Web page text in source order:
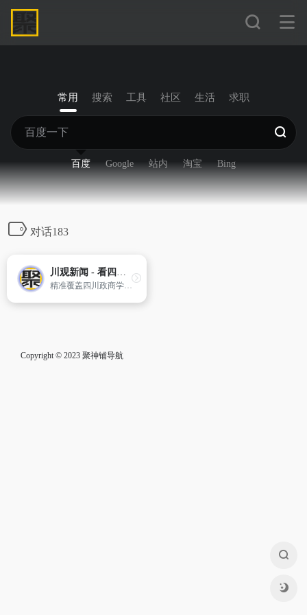
常用 搜索 工具 社区 生活 求职
百度 Google 站内 淘宝 Bing
对话183
川观新闻 - 看四川，观天下
精准覆盖四川政商学界中高端人群，迅速成长为四川党政客户端和有影响力的区域外宣新平台。
Copyright © 2023 聚神铺导航